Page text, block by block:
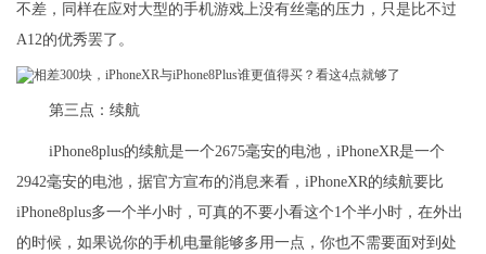
不差，同样在应对大型的手机游戏上没有丝毫的压力，只是比不过
A12的优秀罢了。
第三点：续航
iPhone8plus的续航是一个2675毫安的电池，iPhoneXR是一个
2942毫安的电池，据官方宣布的消息来看，iPhoneXR的续航要比
iPhone8plus多一个半小时，可真的不要小看这个1个半小时，在外出
的时候，如果说你的手机电量能够多用一点，你也不需要面对到处